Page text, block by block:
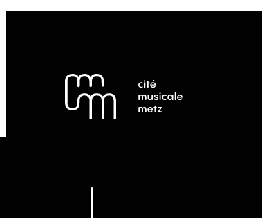
Pied de page